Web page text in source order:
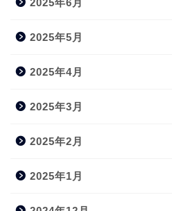
2025年6月
2025年5月
2025年4月
2025年3月
2025年2月
2025年1月